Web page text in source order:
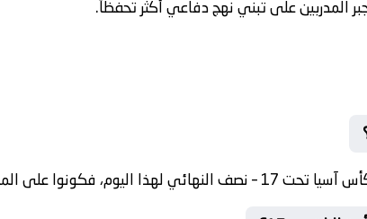
المدربين على تبني نهج دفاعي أكثر تحفظاً.
فكونوا على الموعد.